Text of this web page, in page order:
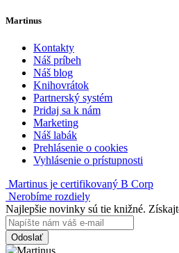
Martinus
Kontakty
Náš príbeh
Náš blog
Knihovrátok
Partnerský systém
Pridaj sa k nám
Marketing
Náš labák
Prehlásenie o cookies
Vyhlásenie o prístupnosti
Martinus je certifikovaný B Corp
Nerobíme rozdiely
Najlepšie novinky sú tie knižné.
Odoslať